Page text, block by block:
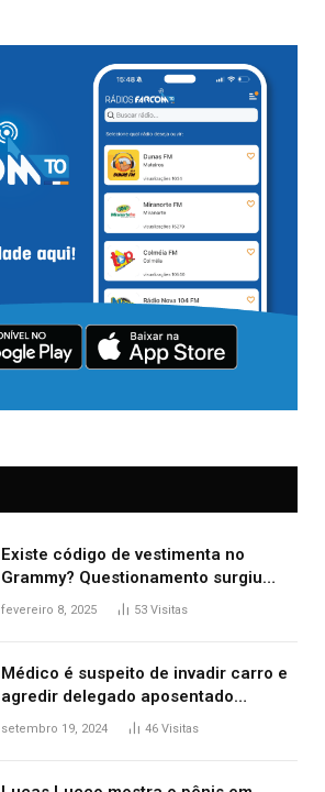
Existe código de vestimenta no
Grammy? Questionamento surgiu
após Bianca Censori, mulher de
fevereiro 8, 2025 53 Visitas
Médico é suspeito de invadir carro e
agredir delegado aposentado
durante confusão no trânsito
setembro 19, 2024 46 Visitas